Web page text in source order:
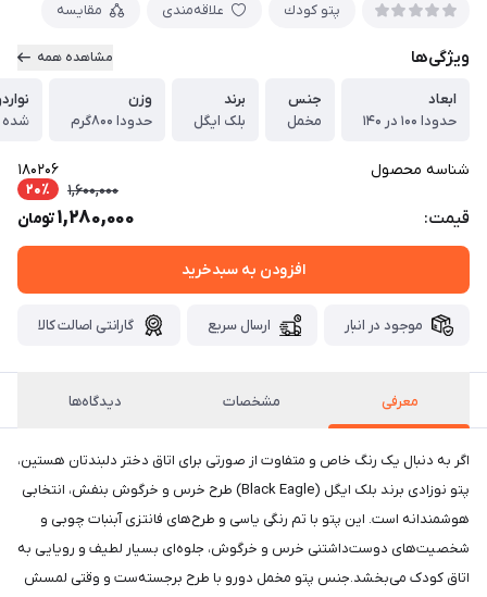
پتو كودك علاقه‌مندی مقایسه
ویژگی‌ها مشاهده همه
ابعاد
حدودا ۱۰۰ در ۱۴۰
جنس
مخمل
برند
بلک ایگل
وزن
حدودا ۸۰۰گرم
شده
شناسه محصول 180206
قیمت:
1,600,000 20٪
1,280,000تومان
افزودن به سبدخرید
موجود در انبار ارسال سریع گارانتی اصالت کالا
معرفی مشخصات دیدگاه‌ها
اگر به دنبال یک رنگ خاص و متفاوت از صورتی برای اتاق دختر دلبندتان هستین،
پتو نوزادی برند بلک ایگل (Black Eagle) طرح خرس و خرگوش بنفش، انتخابی
هوشمندانه است. این پتو با تم رنگی یاسی و طرح‌های فانتزی آبنبات چوبی و
شخصیت‌های دوست‌داشتنی خرس و خرگوش، جلوه‌ای بسیار لطیف و رویایی به
اتاق کودک می‌بخشد.جنس پتو مخمل دورو با طرح برجسته‌ست و وقتی لمسش